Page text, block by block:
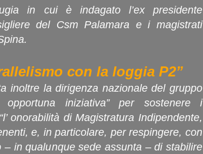
in cui è indagato l’ex presidente
del Csm Palamara e i magistrati
con la loggia P2”
inoltre la dirigenza nazionale del gruppo
opportuna iniziativa” per sostenere i
onorabilità di Magistratura Indipendente,
e, in particolare, per respingere, con
– in qualunque sede assunta – di stabilire